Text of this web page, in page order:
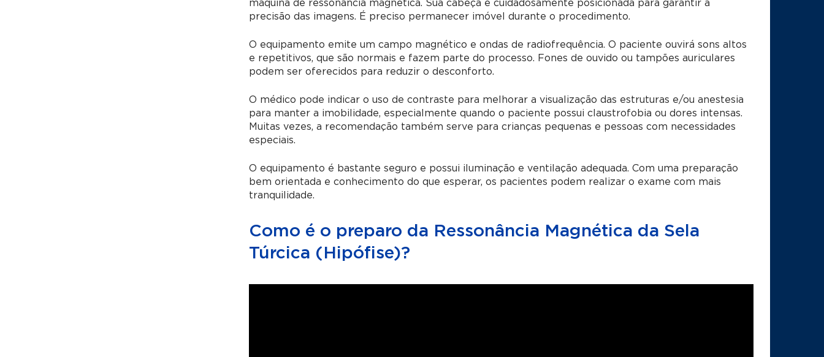
máquina de ressonância magnética. Sua cabeça é cuidadosamente posicionada para garantir a
precisão das imagens. É preciso permanecer imóvel durante o procedimento.
O equipamento emite um campo magnético e ondas de radiofrequência. O paciente ouvirá sons altos
e repetitivos, que são normais e fazem parte do processo. Fones de ouvido ou tampões auriculares
podem ser oferecidos para reduzir o desconforto.
O médico pode indicar o uso de contraste para melhorar a visualização das estruturas e/ou anestesia
para manter a imobilidade, especialmente quando o paciente possui claustrofobia ou dores intensas.
Muitas vezes, a recomendação também serve para crianças pequenas e pessoas com necessidades
especiais.
O equipamento é bastante seguro e possui iluminação e ventilação adequada. Com uma preparação
bem orientada e conhecimento do que esperar, os pacientes podem realizar o exame com mais
tranquilidade.
Como é o preparo da Ressonância Magnética da Sela
Túrcica (Hipófise)?